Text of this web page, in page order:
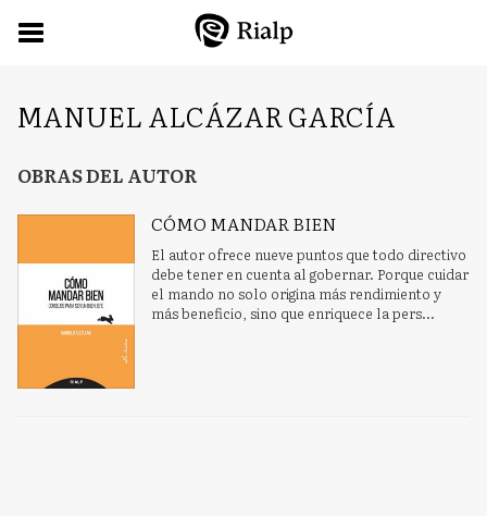
MANUEL ALCÁZAR GARCÍA
OBRAS DEL AUTOR
CÓMO MANDAR BIEN
El autor ofrece nueve puntos que todo directivo
debe tener en cuenta al gobernar. Porque cuidar
el mando no solo origina más rendimiento y
más beneficio, sino que enriquece la pers...